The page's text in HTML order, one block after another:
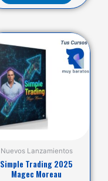
Nuevos Lanzamientos
Simple Trading 2025
Magec Moreau